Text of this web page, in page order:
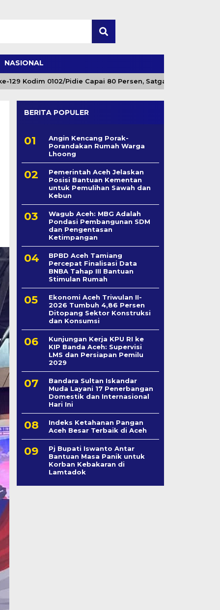
NASIONAL
0102/Pidie Capai 80 Persen, Satgas Fokus Tuntaskan
BERITA POPULER
Angin Kencang Porak-
Porandakan Rumah Warga
Lhoong
Pemerintah Aceh Jelaskan
Posisi Bantuan Kementan
untuk Pemulihan Sawah dan
Kebun
Wagub Aceh: MBG Adalah
Pondasi Pembangunan SDM
dan Pengentasan
Ketimpangan
BPBD Aceh Tamiang
Percepat Finalisasi Data
BNBA Tahap III Bantuan
Stimulan Rumah
Ekonomi Aceh Triwulan II-
2026 Tumbuh 4,86 Persen
Ditopang Sektor Konstruksi
dan Konsumsi
Kunjungan Kerja KPU RI ke
KIP Banda Aceh: Supervisi
LMS dan Persiapan Pemilu
2029
Bandara Sultan Iskandar
Muda Layani 17 Penerbangan
Domestik dan Internasional
Hari Ini
Indeks Ketahanan Pangan
Aceh Besar Terbaik di Aceh
Pj Bupati Iswanto Antar
Bantuan Masa Panik untuk
Korban Kebakaran di
Lamtadok